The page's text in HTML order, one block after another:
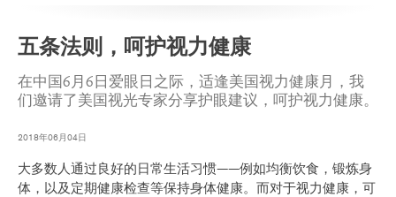
五条法则，呵护视力健康
在中国6月6日爱眼日之际，适逢美国视力健康月，我
们邀请了美国视光专家分享护眼建议，呵护视力健康。
2018年06月04日
大多数人通过良好的日常生活习惯——例如均衡饮食，锻炼身
体，以及定期健康检查等保持身体健康。而对于视力健康，可